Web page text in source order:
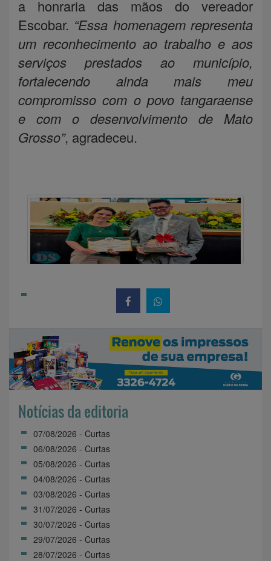
a honraria das mãos do vereador
Escobar. “Essa homenagem representa
um reconhecimento ao trabalho e aos
serviços prestados ao município,
fortalecendo ainda mais meu
compromisso com o povo tangaraense
e com o desenvolvimento de Mato
Grosso”, agradeceu.
Notícias da editoria
07/08/2026 - Curtas
06/08/2026 - Curtas
05/08/2026 - Curtas
04/08/2026 - Curtas
03/08/2026 - Curtas
31/07/2026 - Curtas
30/07/2026 - Curtas
29/07/2026 - Curtas
28/07/2026 - Curtas